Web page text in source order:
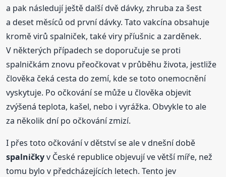
a pak následují ještě další dvě dávky, zhruba za šest
a deset měsíců od první dávky. Tato vakcína obsahuje
kromě virů spalniček, také viry příušnic a zarděnek.
V některých případech se doporučuje se proti
spalničkám znovu přeočkovat v průběhu života, jestliže
člověka čeká cesta do zemí, kde se toto onemocnění
vyskytuje. Po očkování se může u člověka objevit
zvýšená teplota, kašel, nebo i vyrážka. Obvykle to ale
za několik dní po očkování zmizí.
I přes toto očkování v dětství se ale v dnešní době
spalničkyv České republice objevují ve větší míře, než
tomu bylo v předcházejících letech. Tento jev